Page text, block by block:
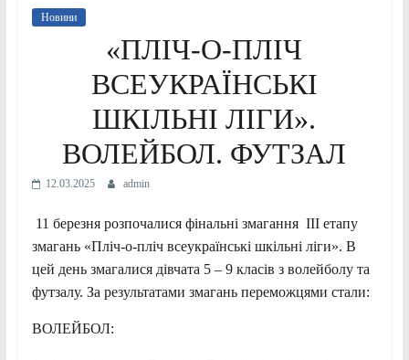
Новини
«ПЛІЧ-О-ПЛІЧ
ВСЕУКРАЇНСЬКІ
ШКІЛЬНІ ЛІГИ».
ВОЛЕЙБОЛ. ФУТЗАЛ
12.03.2025 admin
11 березня розпочалися фінальні змагання III етапу
змагань «Пліч-о-пліч всеукраїнські шкільні ліги». В
цей день змагалися дівчата 5 – 9 класів з волейболу та
футзалу. За результатами змагань переможцями стали:
ВОЛЕЙБОЛ: